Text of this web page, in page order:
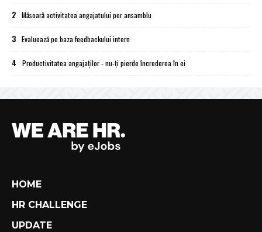
2 Măsoară activitatea angajatului per ansamblu
3 Evaluează pe baza feedbackului intern
4 Productivitatea angajaților - nu-ți pierde încrederea în ei
HOME
HR CHALLENGE
UPDATE